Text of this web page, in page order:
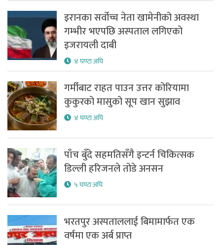
इरानका सर्वोच्च नेता खामेनीको अवस्था
गम्भीर भएपछि अस्पताल लगिएको
इजरायली दाबी
४ घण्टा अघि
गर्मीबाट राहत पाउन उत्तर कोरियामा
कुकुरको मासुको सूप खान सुझाव
४ घण्टा अघि
पाँच बुँदे सहमतिसँगै इन्टर्न चिकित्सक
डिल्ली हरिजनले तोडे अनसन
५ घण्टा अघि
भरतपुर अस्पताललाई बिमामार्फत एक
वर्षमा एक अर्ब प्राप्त